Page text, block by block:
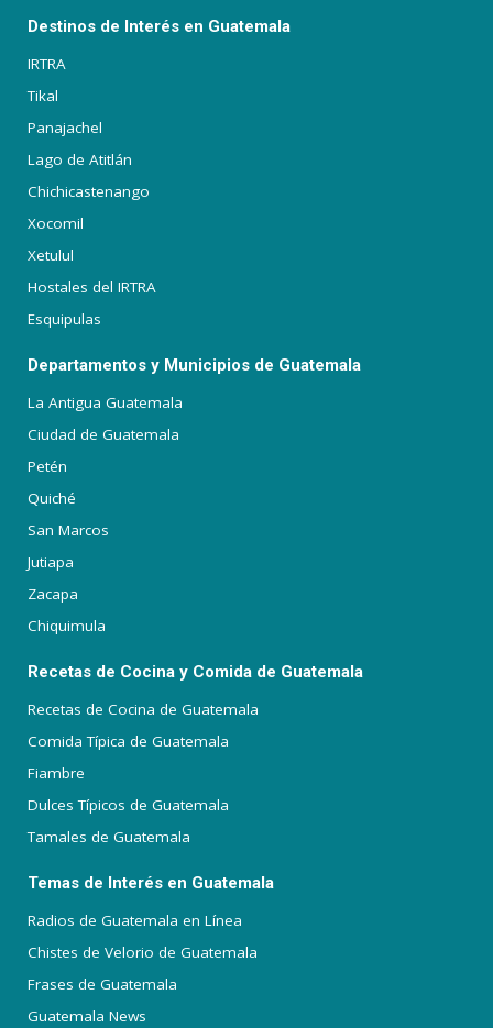
Destinos de Interés en Guatemala
IRTRA
Tikal
Panajachel
Lago de Atitlán
Chichicastenango
Xocomil
Xetulul
Hostales del IRTRA
Esquipulas
Departamentos y Municipios de Guatemala
La Antigua Guatemala
Ciudad de Guatemala
Petén
Quiché
San Marcos
Jutiapa
Zacapa
Chiquimula
Recetas de Cocina y Comida de Guatemala
Recetas de Cocina de Guatemala
Comida Típica de Guatemala
Fiambre
Dulces Típicos de Guatemala
Tamales de Guatemala
Temas de Interés en Guatemala
Radios de Guatemala en Línea
Chistes de Velorio de Guatemala
Frases de Guatemala
Guatemala News